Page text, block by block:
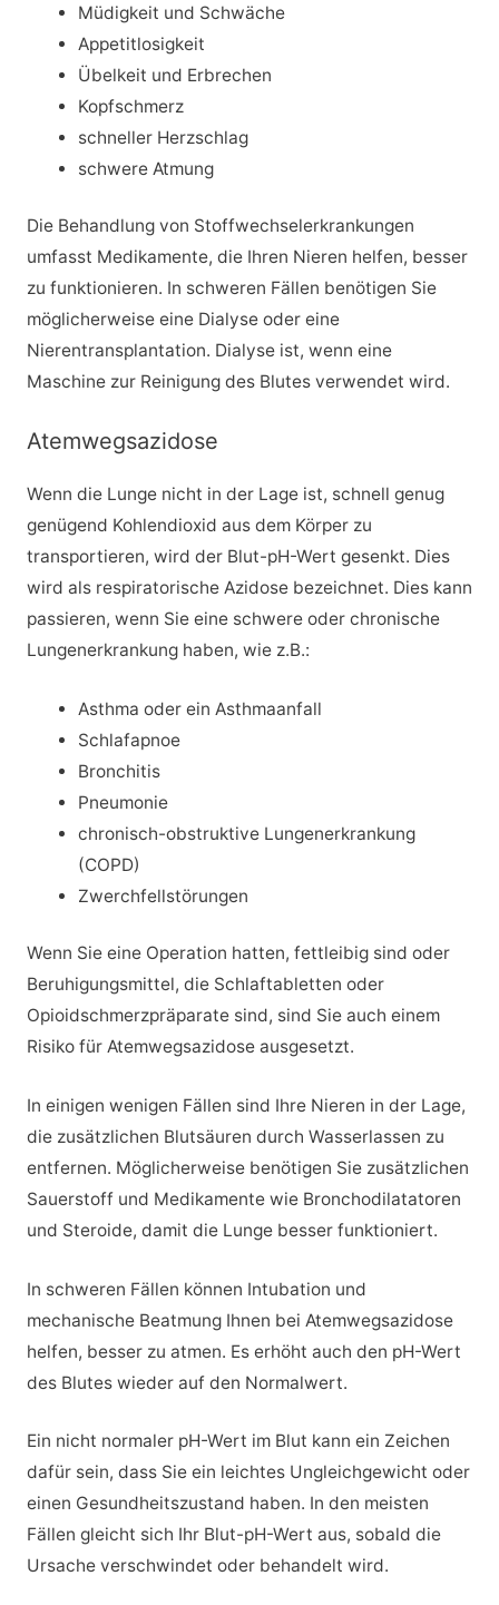
Müdigkeit und Schwäche
Appetitlosigkeit
Übelkeit und Erbrechen
Kopfschmerz
schneller Herzschlag
schwere Atmung
Die Behandlung von Stoffwechselerkrankungen
umfasst Medikamente, die Ihren Nieren helfen, besser
zu funktionieren. In schweren Fällen benötigen Sie
möglicherweise eine Dialyse oder eine
Nierentransplantation. Dialyse ist, wenn eine
Maschine zur Reinigung des Blutes verwendet wird.
Atemwegsazidose
Wenn die Lunge nicht in der Lage ist, schnell genug
genügend Kohlendioxid aus dem Körper zu
transportieren, wird der Blut-pH-Wert gesenkt. Dies
wird als respiratorische Azidose bezeichnet. Dies kann
passieren, wenn Sie eine schwere oder chronische
Lungenerkrankung haben, wie z.B.:
Asthma oder ein Asthmaanfall
Schlafapnoe
Bronchitis
Pneumonie
chronisch-obstruktive Lungenerkrankung
(COPD)
Zwerchfellstörungen
Wenn Sie eine Operation hatten, fettleibig sind oder
Beruhigungsmittel, die Schlaftabletten oder
Opioidschmerzpräparate sind, sind Sie auch einem
Risiko für Atemwegsazidose ausgesetzt.
In einigen wenigen Fällen sind Ihre Nieren in der Lage,
die zusätzlichen Blutsäuren durch Wasserlassen zu
entfernen. Möglicherweise benötigen Sie zusätzlichen
Sauerstoff und Medikamente wie Bronchodilatatoren
und Steroide, damit die Lunge besser funktioniert.
In schweren Fällen können Intubation und
mechanische Beatmung Ihnen bei Atemwegsazidose
helfen, besser zu atmen. Es erhöht auch den pH-Wert
des Blutes wieder auf den Normalwert.
Ein nicht normaler pH-Wert im Blut kann ein Zeichen
dafür sein, dass Sie ein leichtes Ungleichgewicht oder
einen Gesundheitszustand haben. In den meisten
Fällen gleicht sich Ihr Blut-pH-Wert aus, sobald die
Ursache verschwindet oder behandelt wird.